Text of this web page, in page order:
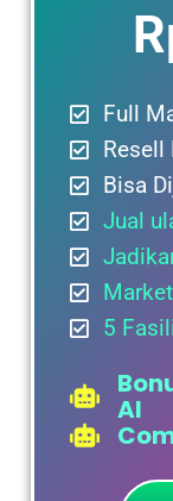
Full
Resell
Bisa
Jual
5
AI